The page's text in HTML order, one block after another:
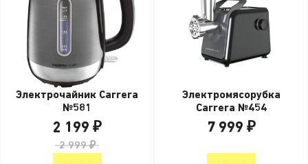
Электрочайник Carrera
№581
2 199 ₽
2 999 ₽
Электромясорубка
Carrera №454
7 999 ₽